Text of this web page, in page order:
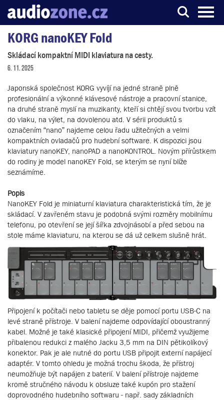
Server o digitálním zpracování zvuku
KORG nanoKEY Fold
Skládací kompaktní MIDI klaviatura na cesty.
6. 11. 2025
Japonská společnost KORG vyvíjí na jedné straně plně
profesionální a výkonné klávesové nástroje a pracovní stanice,
na druhé straně myslí na muzikanty, kteří si chtějí svou tvorbu vzít
do vlaku, na výlet, na dovolenou atd. V sérii produktů s
označením “nano” najdeme celou řadu užitečných a velmi
kompaktních ovladačů pro hudební software. K dispozici jsou
klaviatury nanoKEY, nanoPAD a nanoKONTROL. Novým přírůstkem
do rodiny je model nanoKEY Fold, se kterým se nyní blíže
seznámíme.
Popis
NanoKEY Fold je miniaturní klaviatura charakteristická tím, že je
skládací. V zavřeném stavu je podobná svými rozměry mobilnímu
telefonu, po otevření se její šířka zdvojnásobí a před sebou na
stole máme klaviaturu, na kterou se dá už celkem slušně hrát.
Připojení k počítači nebo tabletu se děje pomocí portu USB-C na
levé straně přístroje. V balení najdeme odpovídající oboustranný
kabel. Možné je také klasické připojení MIDI, přičemž využijeme
přibalenou redukci z malého Jacku 3,5 mm na DIN pětikolíkový
konektor. Pak je ale nutné do portu USB připojit externí napájecí
adaptér. V tomto ohledu je možná trochu škoda, že přístroj
neumožňuje být napájen z baterií. V balení přístroje najdeme
kromě stručného návodu k obsluze také kupón pro stažení
doprovodného hudebního softwaru - např. sady základních